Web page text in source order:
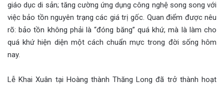
giáo dục di sản; tăng cường ứng dụng công nghệ song song với
việc bảo tồn nguyên trạng các giá trị gốc. Quan điểm được nêu
rõ: bảo tồn không phải là “đóng băng” quá khứ, mà là làm cho
quá khứ hiện diện một cách chuẩn mực trong đời sống hôm
nay.
Lễ Khai Xuân tại Hoàng thành Thăng Long đã trở thành hoạt